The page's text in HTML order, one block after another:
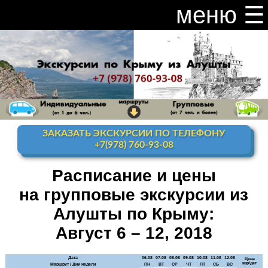
меню ☰
закрыть меню ×
Расписание и цены на экскурсии 2026
Индивидуальные экскурсии по Крыму
Видео канал Youtube
Ай-Петри
Алупка + Ай-Петри
Алупка Воронцовскийдворец
ЗАКАЗАТЬ ЭКСКУРСИИ ПО ТЕЛЕФОНУ
+7(978) 760-93-08
Расписание и цены
на групповые экскурсии из
Алушты по Крыму:
Август 6 – 12, 2018